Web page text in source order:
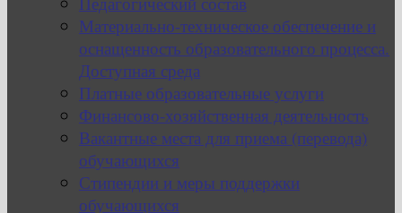
Материально-техническое обеспечение и
оснащенность образовательного процесса.
Доступная среда
Платные образовательные услуги
Финансово-хозяйственная деятельность
Вакантные места для приема (перевода)
обучающихся
Стипендии и меры поддержки
обучающихся